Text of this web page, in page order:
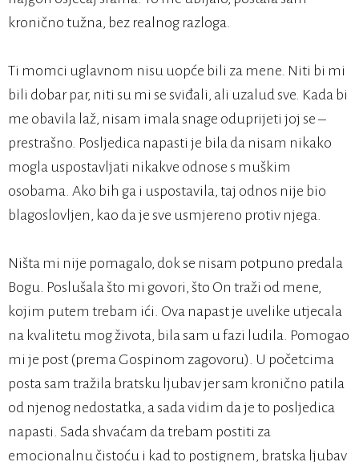
kronično tužna, bez realnog razloga.
Ti momci uglavnom nisu uopće bili za mene. Niti bi mi
bili dobar par, niti su mi se sviđali, ali uzalud sve. Kada bi
me obavila laž, nisam imala snage oduprijeti joj se –
prestrašno. Posljedica napasti je bila da nisam nikako
mogla uspostavljati nikakve odnose s muškim
osobama. Ako bih ga i uspostavila, taj odnos nije bio
blagoslovljen, kao da je sve usmjereno protiv njega.
Ništa mi nije pomagalo, dok se nisam potpuno predala
Bogu. Poslušala što mi govori, što On traži od mene,
kojim putem trebam ići. Ova napast je uvelike utjecala
na kvalitetu mog života, bila sam u fazi ludila. Pomogao
mi je post (prema Gospinom zagovoru). U početcima
posta sam tražila bratsku ljubav jer sam kronično patila
od njenog nedostatka, a sada vidim da je to posljedica
napasti. Sada shvaćam da trebam postiti za
emocionalnu čistoću i kad to postignem, bratska ljubav